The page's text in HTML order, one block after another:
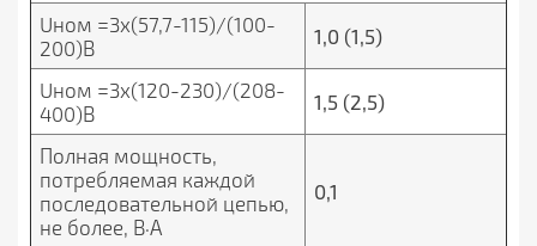
Uном =3x(57,7-115)/(100-
200)В
1,0 (1,5)
Uном =3x(120-230)/(208-
400)В
1,5 (2,5)
Полная мощность,
потребляемая каждой
последовательной цепью,
не более, В·А
0,1